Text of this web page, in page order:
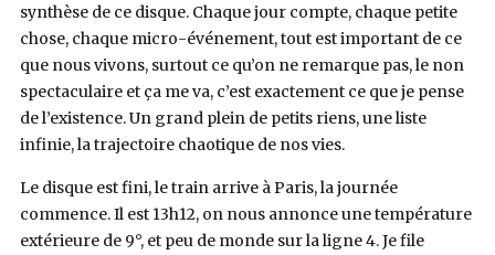
synthèse de ce disque. Chaque jour compte, chaque petite
chose, chaque micro-événement, tout est important de ce
que nous vivons, surtout ce qu’on ne remarque pas, le non
spectaculaire et ça me va, c’est exactement ce que je pense
de l’existence. Un grand plein de petits riens, une liste
infinie, la trajectoire chaotique de nos vies.
Le disque est fini, le train arrive à Paris, la journée
commence. Il est 13h12, on nous annonce une température
extérieure de 9°, et peu de monde sur la ligne 4. Je file